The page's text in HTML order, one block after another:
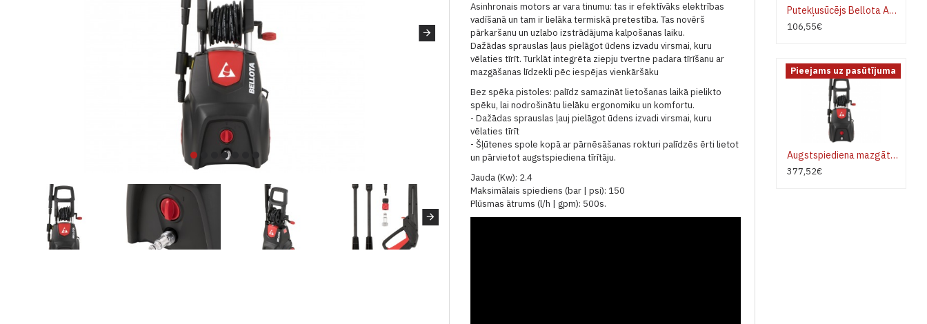
Asinhronais motors ar vara tinumu: tas ir efektīvāks elektrības
vadīšanā un tam ir lielāka termiskā pretestība. Tas novērš
pārkaršanu un uzlabo izstrādājuma kalpošanas laiku.
Dažādas sprauslas ļaus pielāgot ūdens izvadu virsmai, kuru
vēlaties tīrīt. Turklāt integrēta ziepju tvertne padara tīrīšanu ar
mazgāšanas līdzekli pēc iespējas vienkāršāku
Bez spēka pistoles: palīdz samazināt lietošanas laikā pielikto
spēku, lai nodrošinātu lielāku ergonomiku un komfortu.
- Dažādas sprauslas ļauj pielāgot ūdens izvadi virsmai, kuru
vēlaties tīrīt
- Šļūtenes spole kopā ar pārnēsāšanas rokturi palīdzēs ērti lietot
un pārvietot augstspiediena tīrītāju.
Jauda (Kw): 2.4
Maksimālais spiediens (bar | psi): 150
Plūsmas ātrums (l/h | gpm): 500s.
Putekļusūcējs Bellota ASL2500SE
106,55€
Pieejams uz pasūtījuma
Augstspiediena mazgātājs Bellota HL2400PROE 150 bari
377,52€